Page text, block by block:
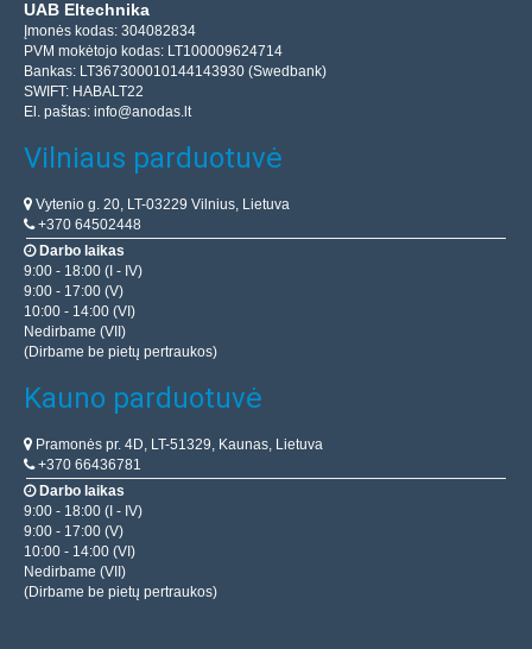
UAB Eltechnika
Įmonės kodas: 304082834
PVM mokėtojo kodas: LT100009624714
Bankas: LT367300010144143930 (Swedbank)
SWIFT: HABALT22
El. paštas: info@anodas.lt
Vilniaus parduotuvė
Vytenio g. 20, LT-03229 Vilnius, Lietuva
+370 64502448
Darbo laikas
9:00 - 18:00 (I - IV)
9:00 - 17:00 (V)
10:00 - 14:00 (VI)
Nedirbame (VII)
(Dirbame be pietų pertraukos)
Kauno parduotuvė
Pramonės pr. 4D, LT-51329, Kaunas, Lietuva
+370 66436781
Darbo laikas
9:00 - 18:00 (I - IV)
9:00 - 17:00 (V)
10:00 - 14:00 (VI)
Nedirbame (VII)
(Dirbame be pietų pertraukos)